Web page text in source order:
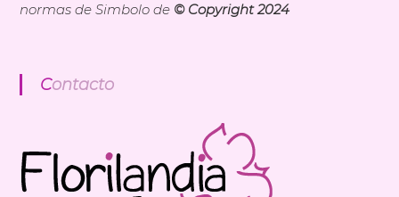
normas de Simbolo de © Copyright 2024
Contacto